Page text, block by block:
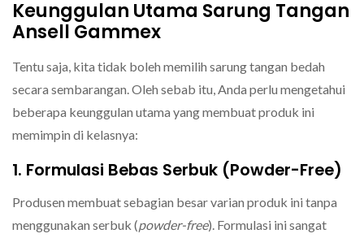
Keunggulan Utama Sarung Tangan
Ansell Gammex
Tentu saja, kita tidak boleh memilih sarung tangan bedah
secara sembarangan. Oleh sebab itu, Anda perlu mengetahui
beberapa keunggulan utama yang membuat produk ini
memimpin di kelasnya:
1. Formulasi Bebas Serbuk (Powder-Free)
Produsen membuat sebagian besar varian produk ini tanpa
menggunakan serbuk (powder-free). Formulasi ini sangat